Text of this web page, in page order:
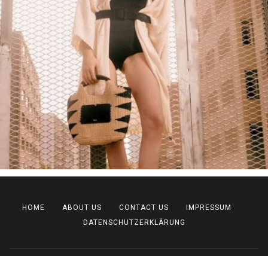
HOME ABOUT US CONTACT US
IMPRESSUM
DATENSCHUTZERKLÄRUNG